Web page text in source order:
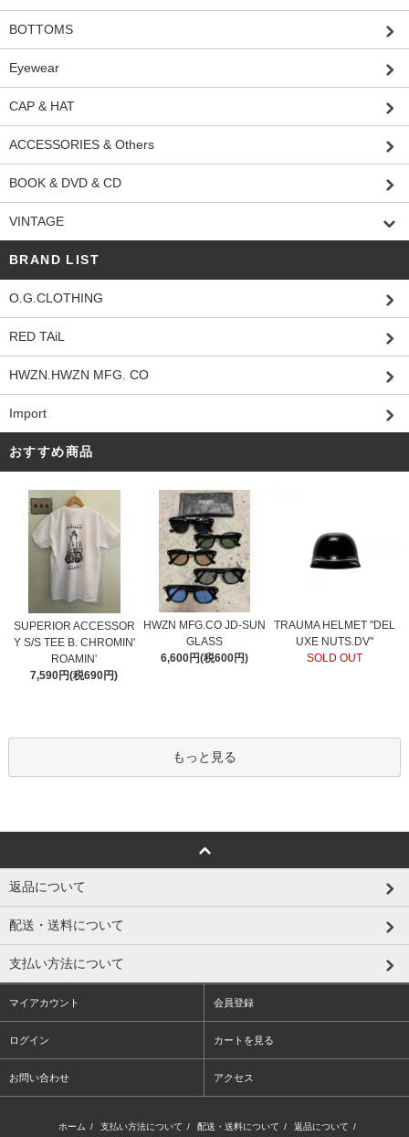
BOTTOMS
Eyewear
CAP & HAT
ACCESSORIES & Others
BOOK & DVD & CD
VINTAGE
BRAND LIST
O.G.CLOTHING
RED TAiL
HWZN.HWZN MFG. CO
Import
おすすめ商品
SUPERIOR ACCESSOR
Y S/S TEE B. CHROMIN'
ROAMIN'
7,590円(税690円)
HWZN MFG.CO JD-SUN
GLASS
6,600円(税600円)
TRAUMA HELMET "DEL
UXE NUTS.DV"
SOLD OUT
もっと見る
返品について
配送・送料について
支払い方法について
マイアカウント 会員登録
ログイン カートを見る
お問い合わせ アクセス
ホーム / 支払い方法について / 配送・送料について / 返品について /